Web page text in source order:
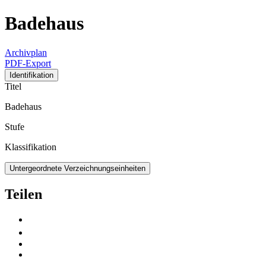
Badehaus
Archivplan
PDF-Export
Identifikation
Titel
Badehaus
Stufe
Klassifikation
Untergeordnete Verzeichnungseinheiten
Teilen